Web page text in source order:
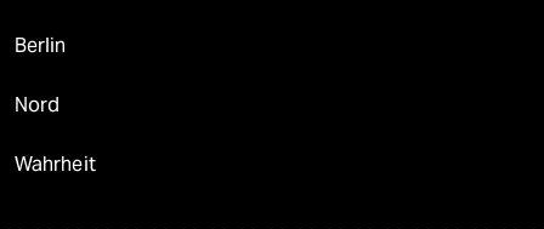
Berlin
Nord
Wahrheit